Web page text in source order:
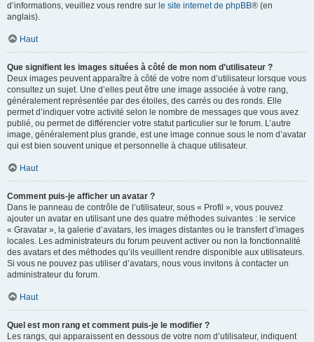
d’informations, veuillez vous rendre sur le site internet de phpBB® (en
anglais).
Haut
Que signifient les images situées à côté de mon nom d’utilisateur ?
Deux images peuvent apparaître à côté de votre nom d’utilisateur lorsque vous
consultez un sujet. Une d’elles peut être une image associée à votre rang,
généralement représentée par des étoiles, des carrés ou des ronds. Elle
permet d’indiquer votre activité selon le nombre de messages que vous avez
publié, ou permet de différencier votre statut particulier sur le forum. L’autre
image, généralement plus grande, est une image connue sous le nom d’avatar
qui est bien souvent unique et personnelle à chaque utilisateur.
Haut
Comment puis-je afficher un avatar ?
Dans le panneau de contrôle de l’utilisateur, sous « Profil », vous pouvez
ajouter un avatar en utilisant une des quatre méthodes suivantes : le service
« Gravatar », la galerie d’avatars, les images distantes ou le transfert d’images
locales. Les administrateurs du forum peuvent activer ou non la fonctionnalité
des avatars et des méthodes qu’ils veuillent rendre disponible aux utilisateurs.
Si vous ne pouvez pas utiliser d’avatars, nous vous invitons à contacter un
administrateur du forum.
Haut
Quel est mon rang et comment puis-je le modifier ?
Les rangs, qui apparaissent en dessous de votre nom d’utilisateur, indiquent